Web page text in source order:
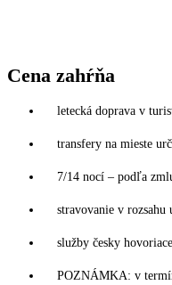
Cena zahŕňa
letecká doprava v
transfery na mieste
7/14 nocí – podľa
stravovanie v rozsahu
služby česky
POZNÁMKA: v